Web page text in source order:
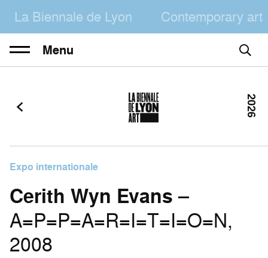
La Biennale de Lyon Contemporary art
Menu
Expo internationale
Cerith Wyn Evans –
A=P=P=A=R=I=T=I=O=N,
2008
2026